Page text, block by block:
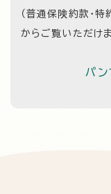
（普通保険約款・特約
からご覧いただけま
パン